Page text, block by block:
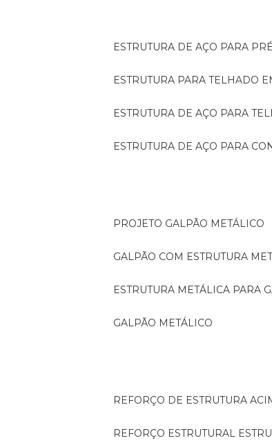
ESTRUTURA DE AÇO PARA
ESTRUTURA PARA TELHADO
ESTRUTURA DE AÇO PARA
ESTRUTURA DE AÇO PARA
PROJETO GALPÃO METÁLICO
GALPÃO COM ESTRUTURA
ESTRUTURA METÁLICA PARA
GALPÃO METÁLICO
REFORÇO DE ESTRUTURA
REFORÇO ESTRUTURAL